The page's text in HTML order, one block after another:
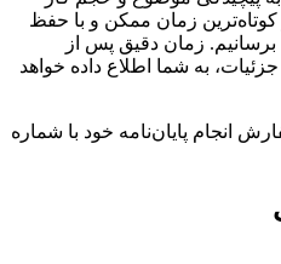
زمان ممکن و با حفظ
برسانیم. زمان دقیق پس از
به شما اطلاع داده خواهد
انجام پایان‌نامه خود با شماره